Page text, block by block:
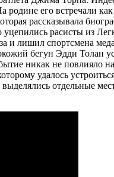
его встречали
рассказывала
расисты из
лишил спортсмена
бегун Эдди Толан
никак не повлияло
удалось
отдельные